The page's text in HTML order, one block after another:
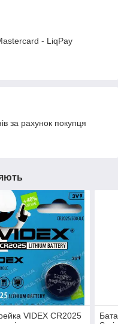
- LiqPay
за рахунок покупця
VIDEX CR2025